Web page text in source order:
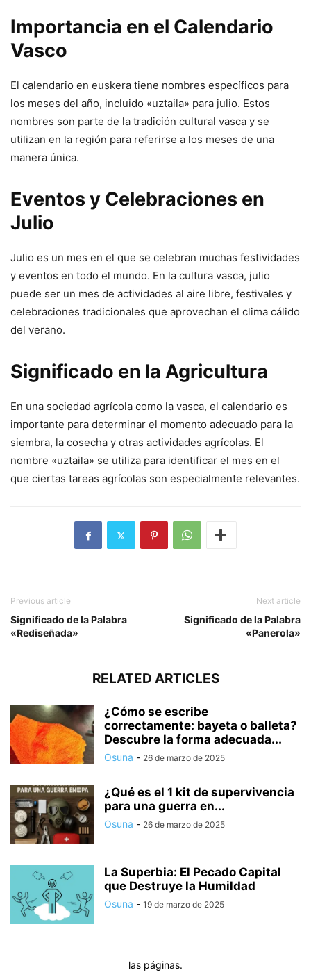
Importancia en el Calendario
Vasco
El calendario en euskera tiene nombres específicos para
los meses del año, incluido «uztaila» para julio. Estos
nombres son parte de la tradición cultural vasca y se
utilizan en la región para referirse a los meses de una
manera única.
Eventos y Celebraciones en
Julio
Julio es un mes en el que se celebran muchas festividades
y eventos en todo el mundo. En la cultura vasca, julio
puede ser un mes de actividades al aire libre, festivales y
celebraciones tradicionales que aprovechan el clima cálido
del verano.
Significado en la Agricultura
En una sociedad agrícola como la vasca, el calendario es
importante para determinar el momento adecuado para la
siembra, la cosecha y otras actividades agrícolas. El
nombre «uztaila» se utiliza para identificar el mes en el
que ciertas tareas agrícolas son especialmente relevantes.
Previous article
Significado de la Palabra
«Rediseñada»
Next article
Significado de la Palabra
«Panerola»
RELATED ARTICLES
¿Cómo se escribe
correctamente: bayeta o balleta?
Descubre la forma adecuada...
Osuna - 26 de marzo de 2025
¿Qué es el 1 kit de supervivencia
para una guerra en...
Osuna - 26 de marzo de 2025
La Superbia: El Pecado Capital
que Destruye la Humildad
Osuna - 19 de marzo de 2025
las páginas.